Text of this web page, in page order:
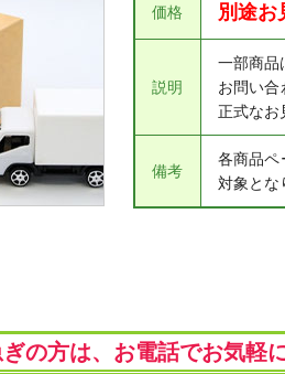
価格 別途お
説明
一部商品
お問い合
正式なお
備考
各商品ペ
対象とな
の方は、お電話でお気軽